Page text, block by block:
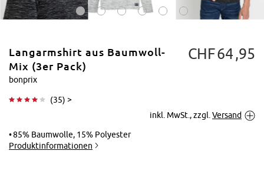
Vergrößern
Langarmshirt aus Baumwoll-
Mix (3er Pack)
bonprix
(35) >
CHF64 95
inkl. MwSt., zzgl. Versand
85% Baumwolle, 15% Polyester
Produktinformationen